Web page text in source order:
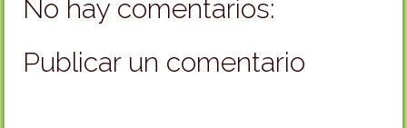
No hay comentarios:
Publicar un comentario